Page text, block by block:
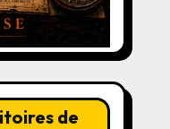
de